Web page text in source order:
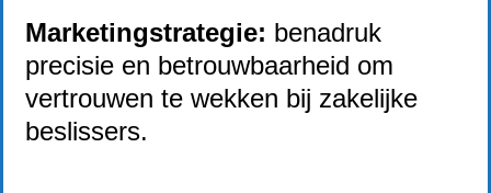
Marketingstrategie: benadruk
precisie en betrouwbaarheid om
vertrouwen te wekken bij zakelijke
beslissers.